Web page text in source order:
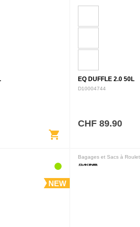
shopping_cart
EQ DUFFLE 2.0 50L
D10004744
CHF 89.90
NEW
Bagages et Sacs à